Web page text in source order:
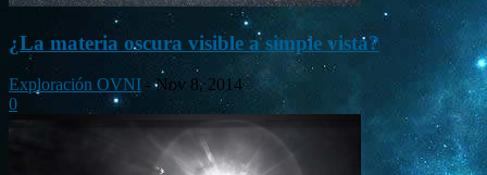
¿La materia oscura visible a simple vista?
Exploración OVNI - Nov 8, 2014
0